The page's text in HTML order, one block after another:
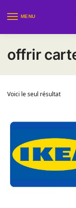
MENU
offrir
Voici le seul résultat